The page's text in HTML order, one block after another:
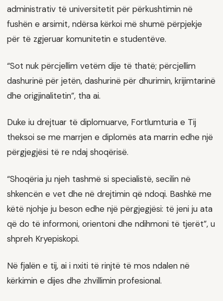
administrativ të universitetit për përkushtimin në
fushën e arsimit, ndërsa kërkoi më shumë përpjekje
për të zgjeruar komunitetin e studentëve.
“Sot nuk përcjellim vetëm dije të thatë; përcjellim
dashurinë për jetën, dashurinë për dhurimin, krijimtarinë
dhe origjinalitetin”, tha ai.
Duke iu drejtuar të diplomuarve, Fortlumturia e Tij
theksoi se me marrjen e diplomës ata marrin edhe një
përgjegjësi të re ndaj shoqërisë.
“Shoqëria ju njeh tashmë si specialistë, secilin në
shkencën e vet dhe në drejtimin që ndoqi. Bashkë me
këtë njohje ju beson edhe një përgjegjësi: të jeni ju ata
që do të informoni, orientoni dhe ndihmoni të tjerët”, u
shpreh Kryepiskopi.
Në fjalën e tij, ai i nxiti të rinjtë të mos ndalen në
kërkimin e dijes dhe zhvillimin profesional.